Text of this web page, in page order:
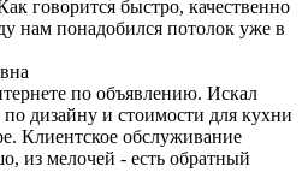
говорится быстро, качественно
нам понадобился потолок уже в
по объявлению. Искал
дизайну и стоимости для кухни
Клиентское обслуживание
из мелочей - есть обратный